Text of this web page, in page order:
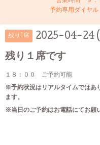
予約専用ダイヤ
残り1席 2025-04-24 (
残り１席です
１８：００ ご予約可能
※予約状況はリアルタイムではあ
ます。
※当日のご予約はお電話にてお願